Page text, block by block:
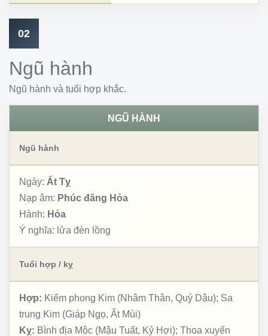
02
Ngũ hành
Ngũ hành và tuổi hợp khắc.
NGŨ HÀNH
Ngũ hành
Ngày: Ất Tỵ
Nạp âm: Phúc đăng Hỏa
Hành: Hỏa
Ý nghĩa: lửa đèn lồng
Tuổi hợp / kỵ
Hợp: Kiếm phong Kim (Nhâm Thân, Quý Dậu); Sa
trung Kim (Giáp Ngọ, Ất Mùi)
Kỵ: Bình địa Mộc (Mậu Tuất, Kỷ Hợi); Thoa xuyến